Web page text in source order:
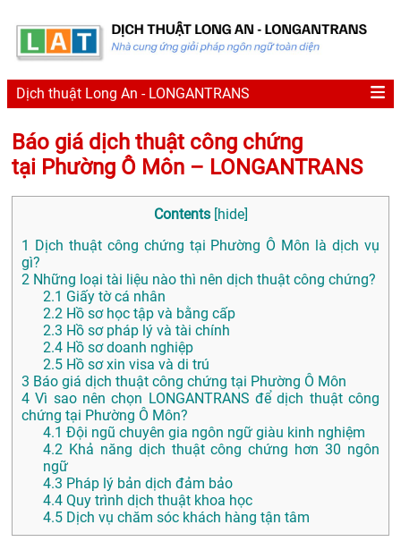
Dịch thuật Long An - LONGANTRANS
Báo giá dịch thuật công chứng
tại Phường Ô Môn – LONGANTRANS
Contents [hide]
1
Dịch thuật công chứng tại Phường Ô Môn là dịch vụ
gì?
2 Những loại tài liệu nào thì nên dịch thuật công chứng?
2.1 Giấy tờ cá nhân
2.2 Hồ sơ học tập và bằng cấp
2.3 Hồ sơ pháp lý và tài chính
2.4 Hồ sơ doanh nghiệp
2.5 Hồ sơ xin visa và di trú
3 Báo giá dịch thuật công chứng tại Phường Ô Môn
4 Vì sao nên chọn LONGANTRANS để dịch thuật công
chứng tại Phường Ô Môn?
4.1 Đội ngũ chuyên gia ngôn ngữ giàu kinh nghiệm
4.2 Khả năng dịch thuật công chứng hơn 30 ngôn
ngữ
4.3 Pháp lý bản dịch đảm bảo
4.4 Quy trình dịch thuật khoa học
4.5 Dịch vụ chăm sóc khách hàng tận tâm